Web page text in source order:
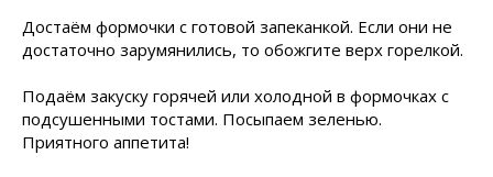
Достаём формочки с готовой запеканкой. Если они не
достаточно зарумянились, то обожгите верх горелкой.
Подаём закуску горячей или холодной в формочках с
подсушенными тостами. Посыпаем зеленью.
Приятного аппетита!